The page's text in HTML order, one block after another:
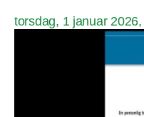
torsdag, 1 januar